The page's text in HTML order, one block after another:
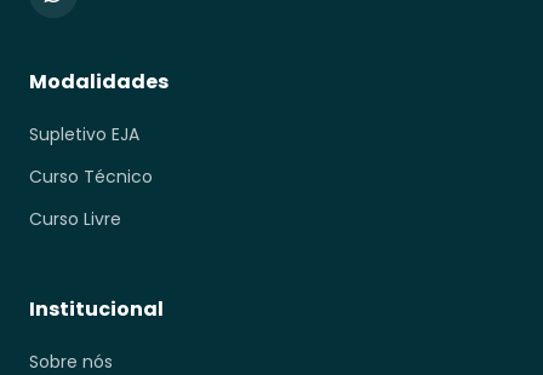
Modalidades
Supletivo EJA
Curso Técnico
Curso Livre
Institucional
Sobre nós